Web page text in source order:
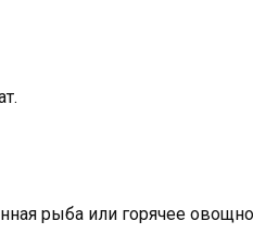
рыба или горячее